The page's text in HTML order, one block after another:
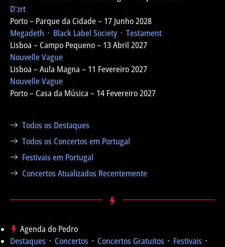
D'zrt
Porto – Parque da Cidade – 17 Junho 2028
Megadeth ᛫ Black Label Society ᛫ Testament
Lisboa – Campo Pequeno – 13 Abril 2027
Nouvelle Vague
Lisboa – Aula Magna – 11 Fevereiro 2027
Nouvelle Vague
Porto – Casa da Música – 14 Fevereiro 2027
Todos os Destaques
Todos os Concertos em Portugal
Festivais em Portugal
Concertos Atualizados Recentemente
Agenda do Pedro
Destaques ᛫ Concertos ᛫ Concertos Gratuitos ᛫ Festivais ᛫